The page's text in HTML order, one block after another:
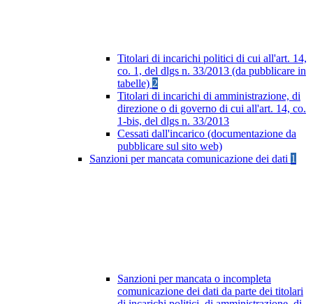
Titolari di incarichi politici di cui all'art. 14,
co. 1, del dlgs n. 33/2013 (da pubblicare in
tabelle) 2
Titolari di incarichi di amministrazione, di
direzione o di governo di cui all'art. 14, co.
1-bis, del dlgs n. 33/2013
Cessati dall'incarico (documentazione da
pubblicare sul sito web)
Sanzioni per mancata comunicazione dei dati 1
Sanzioni per mancata o incompleta
comunicazione dei dati da parte dei titolari